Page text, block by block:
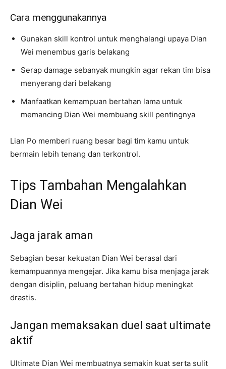
Cara menggunakannya
Gunakan skill kontrol untuk menghalangi upaya Dian
Wei menembus garis belakang
Serap damage sebanyak mungkin agar rekan tim bisa
menyerang dari belakang
Manfaatkan kemampuan bertahan lama untuk
memancing Dian Wei membuang skill pentingnya
Lian Po memberi ruang besar bagi tim kamu untuk
bermain lebih tenang dan terkontrol.
Tips Tambahan Mengalahkan
Dian Wei
Jaga jarak aman
Sebagian besar kekuatan Dian Wei berasal dari
kemampuannya mengejar. Jika kamu bisa menjaga jarak
dengan disiplin, peluang bertahan hidup meningkat
drastis.
Jangan memaksakan duel saat ultimate
aktif
Ultimate Dian Wei membuatnya semakin kuat serta sulit